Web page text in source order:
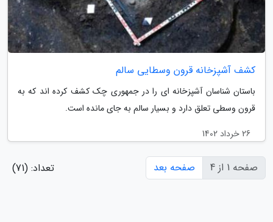
کشف آشپزخانه قرون وسطایی سالم
باستان شناسان آشپزخانه ای را در جمهوری چک کشف کرده اند که به
قرون وسطی تعلق دارد و بسیار سالم به جای مانده است.
26 خرداد 1402
صفحه 1 از 4 صفحه بعد تعداد: (71)